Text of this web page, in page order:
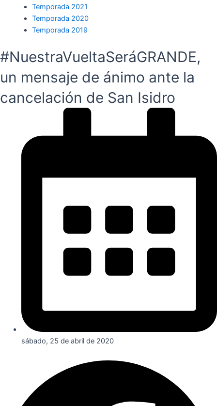
Temporada 2021
Temporada 2020
Temporada 2019
#NuestraVueltaSeráGRANDE,
un mensaje de ánimo ante la
cancelación de San Isidro
sábado, 25 de abril de 2020